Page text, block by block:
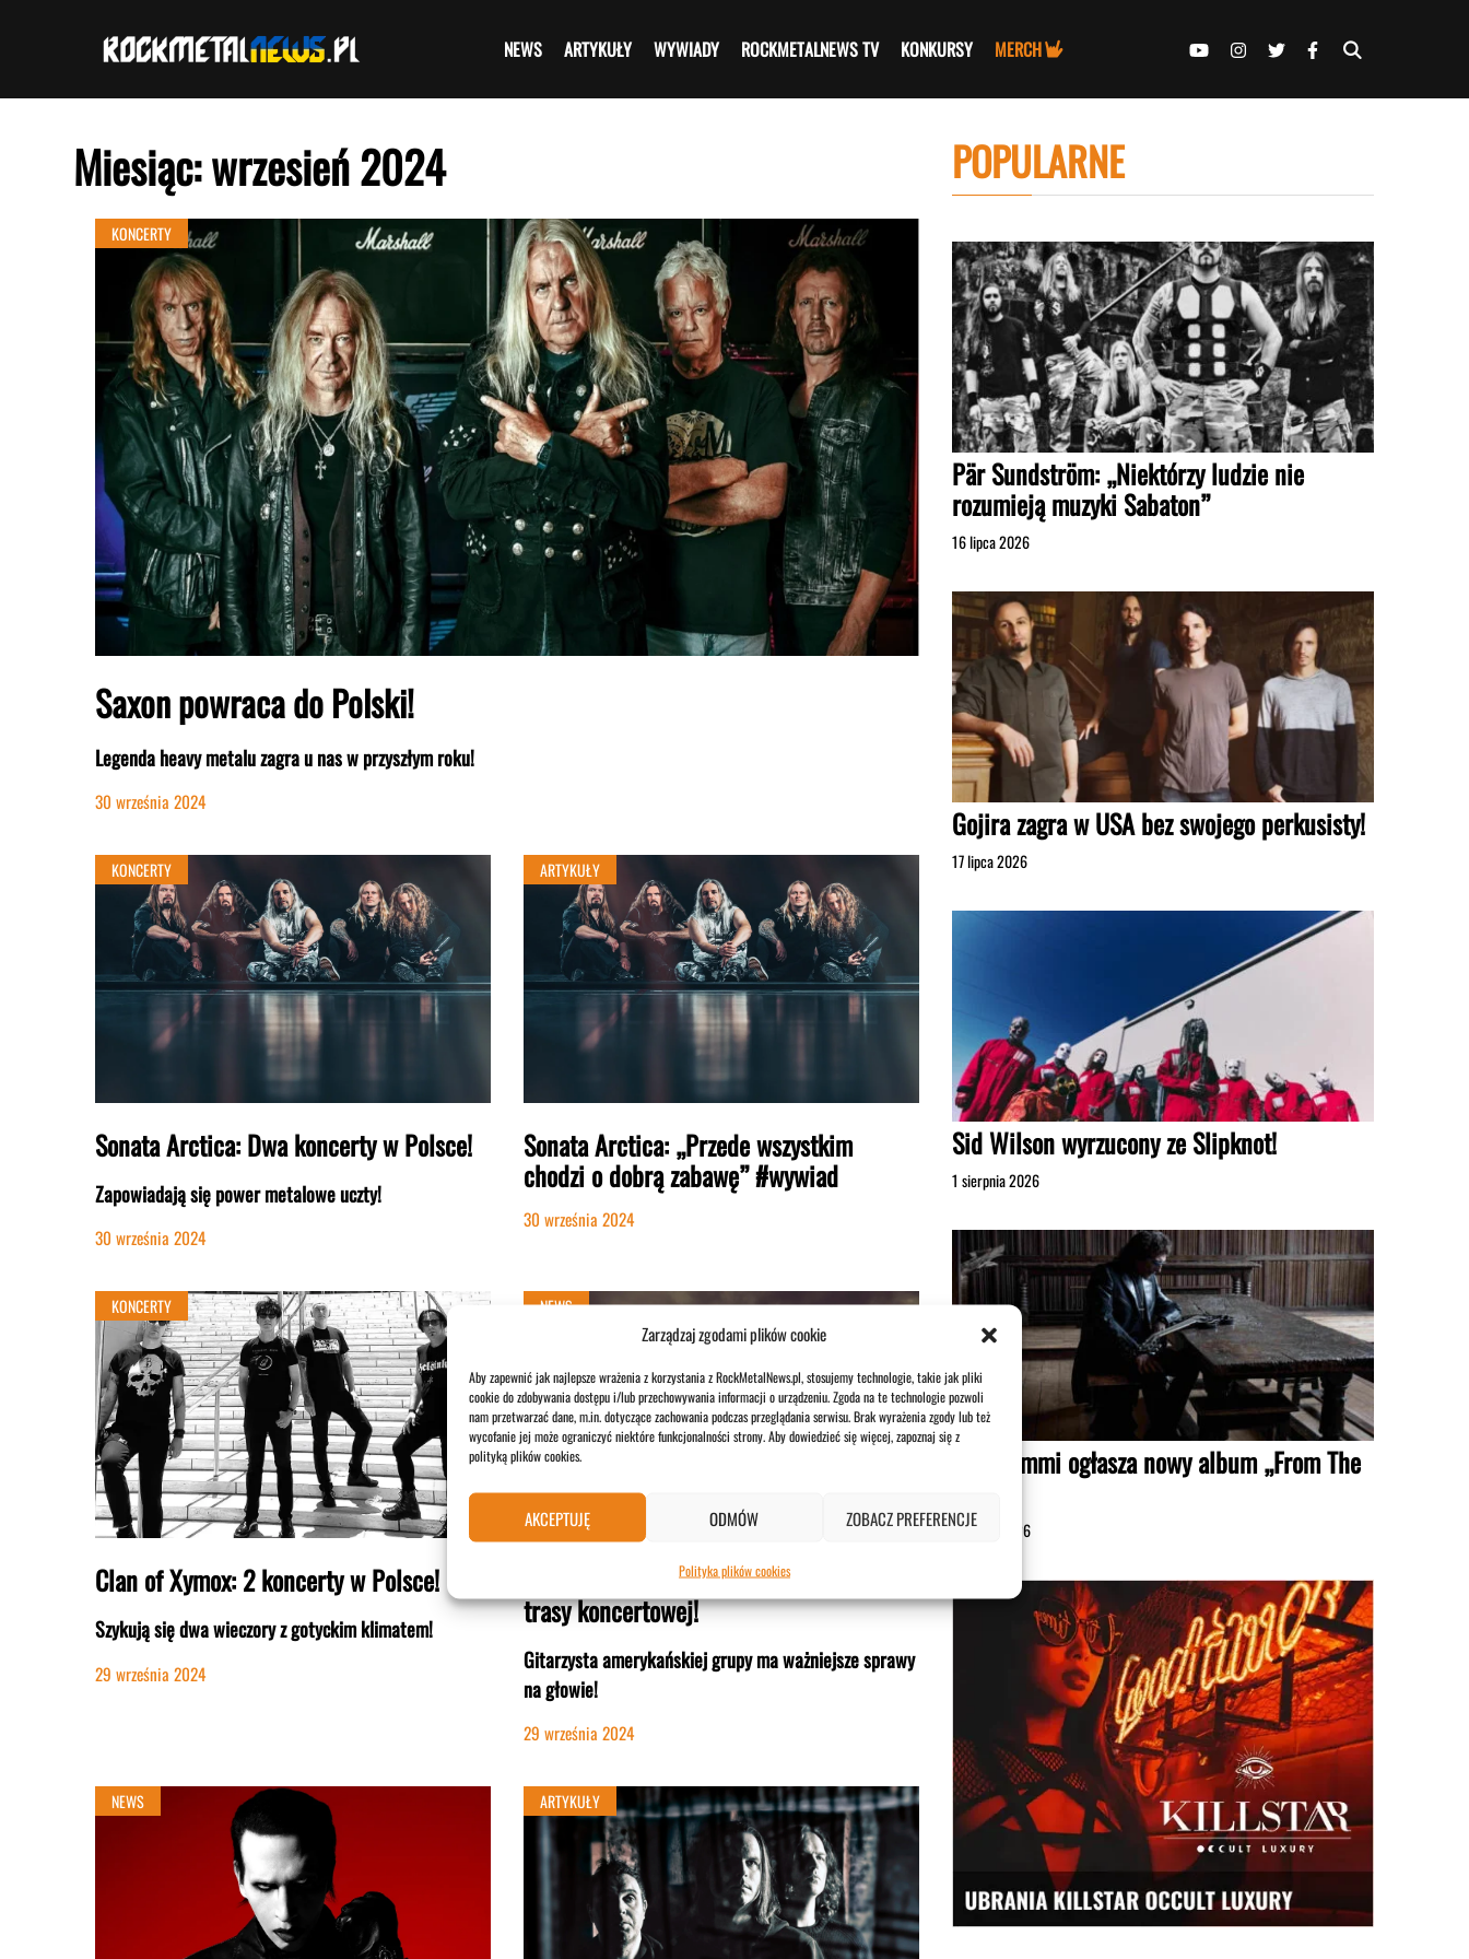
Zarządzaj zgodami plików cookie
Aby zapewnić jak najlepsze wrażenia z korzystania z RockMetalNews.pl, stosujemy technologie, takie jak pliki
cookie do zdobywania dostępu i/lub przechowywania informacji o urządzeniu. Zgoda na te technologie pozwoli
nam przetwarzać dane, m.in. dotyczące zachowania podczas przeglądania serwisu. Brak wyrażenia zgody lub też
wycofanie jej może ograniczyć niektóre funkcjonalności strony. Aby dowiedzieć się więcej, zapoznaj się z
polityką plików cookies.
AKCEPTUJĘ ODMÓW ZOBACZ PREFERENCJE
Polityka plików cookies
NEWS ARTYKUŁY WYWIADY ROCKMETALNEWS TV KONKURSY MERCH
Miesiąc:wrzesień 2024
KONCERTY
Saxon powraca do Polski!
Legenda heavy metalu zagra u nas w przyszłym roku!
30 września 2024
KONCERTY
Sonata Arctica: Dwa koncerty w Polsce!
Zapowiadają się power metalowe uczty!
30 września 2024
ARTYKUŁY
Sonata Arctica: „Przede wszystkim
chodzi o dobrą zabawę” #wywiad
30 września 2024
KONCERTY
Clan of Xymox: 2 koncerty w Polsce!
Szykują się dwa wieczory z gotyckim klimatem!
29 września 2024
NEWS
Cannibal Corpse: Erik Rutan rezygnuje z
trasy koncertowej!
Gitarzysta amerykańskiej grupy ma ważniejsze sprawy
na głowie!
29 września 2024
NEWS ARTYKUŁY
POPULARNE
Pär Sundström: „Niektórzy ludzie nie
rozumieją muzyki Sabaton”
16 lipca 2026
Gojira zagra w USA bez swojego perkusisty!
17 lipca 2026
Sid Wilson wyrzucony ze Slipknot!
1 sierpnia 2026
Tony Iommi ogłasza nowy album „From The
29 lipca 2026